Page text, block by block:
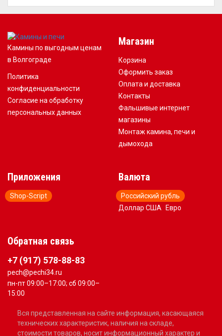
Камины по выгодным ценам
в Волгограде
Политика
конфиденциальности
Согласие на обработку
персональных данных
Магазин
Корзина
Оформить заказ
Оплата и доставка
Контакты
Фальшивые интернет
магазины
Монтаж камина, печи и
дымохода
Приложения
Shop-Script
Валюта
Российский рубль
Доллар США
Евро
Обратная связь
+7 (917) 578-88-83
pech@pechi34.ru
пн-пт 09:00–17:00; сб 09:00–
15:00
Вся представленная на сайте информация, касающаяся
технических характеристик, наличия на складе,
стоимости товаров, носит информационный характер и